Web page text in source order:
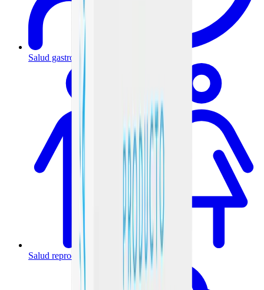
Salud gastrointestinal y metabólica
Salud reproductiva y hormonal